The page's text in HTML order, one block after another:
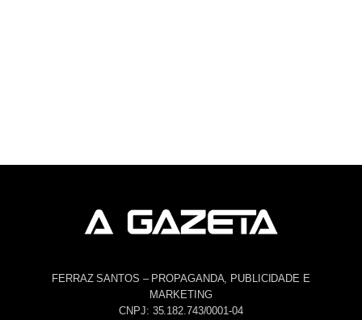
FERRAZ SANTOS – PROPAGANDA, PUBLICIDADE E
MARKETING
CNPJ: 35.182.743/0001-04